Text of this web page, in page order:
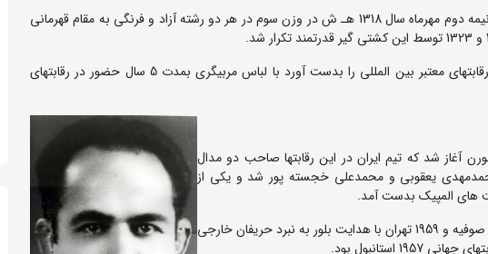
حبیب الله بلور در نخستین دوره رقابتهای قهرمانی کشور در نیمه دوم مهرماه سال 1318 هـ ش در وزن سوم در هر دو رشته آزاد و فرنگی به مقام قهرمانی
استاد بلور که بعنوان کشتی گیر نتوانست تجربه حضور در رقابتهای معتبر بین المللی را بدست آورد با لباس مربیگری بمدت 5 سال حضور در رقابتهای
حبیب الله بلور از رقابتهای المپیک 1956 ملبورن آغاز شد که تیم ایران در این رقابتها صاحب دو مدال
یعقوبی و محمدعلی خجسته پور شد و یکی از
های المپیک بدست آمد.
کشتی گیران ایرانی در رقابتهای جهانی 1957 استانبول ، 1958 صوفیه و 1959 تهران با هدایت بلور به نبرد حریفان خارجی
بود.